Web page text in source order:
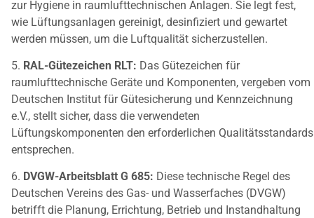
zur Hygiene in raumlufttechnischen Anlagen. Sie legt fest,
wie Lüftungsanlagen gereinigt, desinfiziert und gewartet
werden müssen, um die Luftqualität sicherzustellen.
5. RAL-Gütezeichen RLT: Das Gütezeichen für
raumlufttechnische Geräte und Komponenten, vergeben vom
Deutschen Institut für Gütesicherung und Kennzeichnung
e.V., stellt sicher, dass die verwendeten
Lüftungskomponenten den erforderlichen Qualitätsstandards
entsprechen.
6. DVGW-Arbeitsblatt G 685: Diese technische Regel des
Deutschen Vereins des Gas- und Wasserfaches (DVGW)
betrifft die Planung, Errichtung, Betrieb und Instandhaltung